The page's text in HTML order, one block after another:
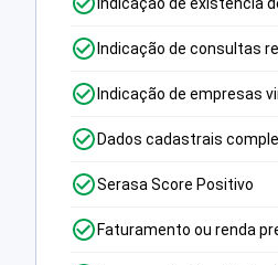
Indicação de consultas
Indicação de empresas
Dados cadastrais
Serasa Score Positivo
Faturamento ou renda